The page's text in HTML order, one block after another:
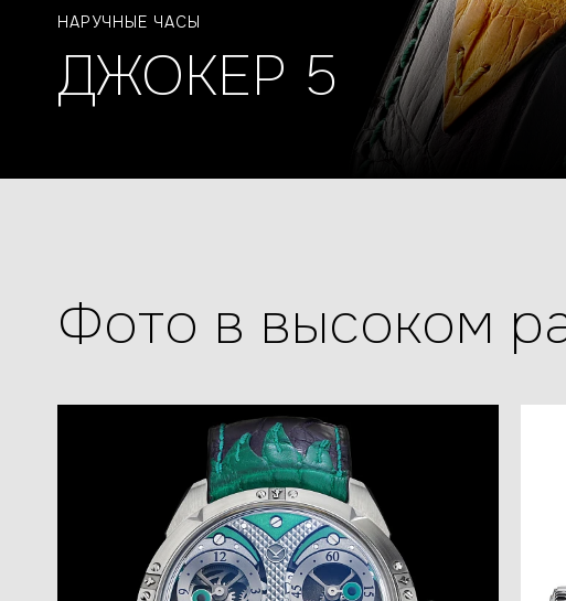
НАРУЧНЫЕ ЧАСЫ
ДЖОКЕР 5
Фото в высоком